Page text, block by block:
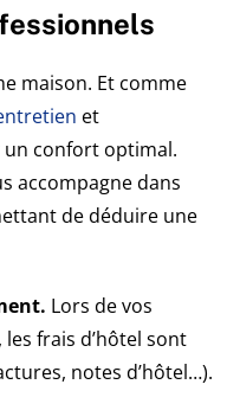
maison. Et comme
et
un confort optimal.
accompagne dans
de déduire une
Lors de vos
frais d’hôtel sont
notes d’hôtel…).